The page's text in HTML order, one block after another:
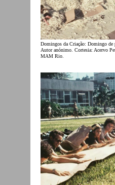
Domingos da Criação: Domingo de
Autor anónimo. Cortesia: Acervo
MAM Rio.